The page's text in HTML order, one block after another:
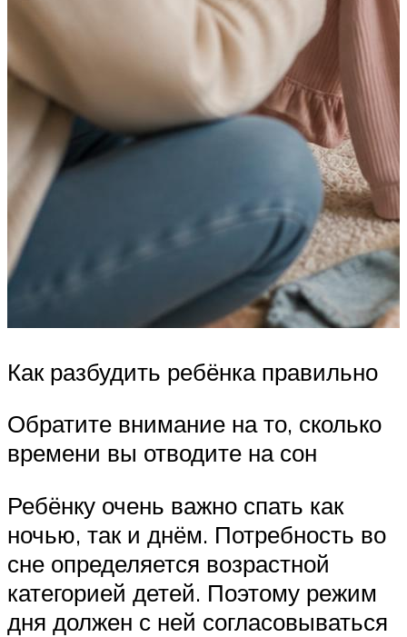
Как разбудить ребёнка правильно
Обратите внимание на то, сколько
времени вы отводите на сон
Ребёнку очень важно спать как
ночью, так и днём. Потребность во
сне определяется возрастной
категорией детей. Поэтому режим
дня должен с ней согласовываться